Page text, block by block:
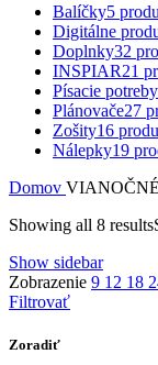
Balíčky5
Digitálne
Doplnky32
INSPIAR21
Písacie potreby
Plánovače27
Zošity16
Nálepky19
Domov
Showing all 8 results
Show sidebar
Zobrazenie 9 12 18
Filtrovať
Zoradiť